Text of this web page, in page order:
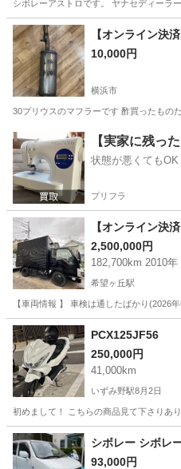
シボレーアストロです。 ヤナセディー
神奈川 横浜市 市が尾駅 その
【オンライン決
10,000円
横浜市
30プリウスのマフラーです 酢買ったもの
横浜市 その他
【実家に残っ
状態が悪くても
プリフラ
【オンライン決
2,500,000円
182,700km 2010年
希望ヶ丘駅
【車両情報 】 車検は通したばかり(2026
神奈川 横浜市 PCX125JF56
250,000円
41,000km
いずみ野駅8月2日
初めまして！ こちらの商品見て下さりあ
神奈川 横浜市 いずみ野駅
シボレー シボレ
93,000円